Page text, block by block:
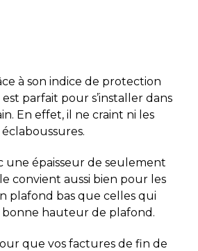
à son indice de protection
parfait pour s’installer dans
En effet, il ne craint ni les
une épaisseur de seulement
convient aussi bien pour les
plafond bas que celles qui
bonne hauteur de plafond.
que vos factures de fin de